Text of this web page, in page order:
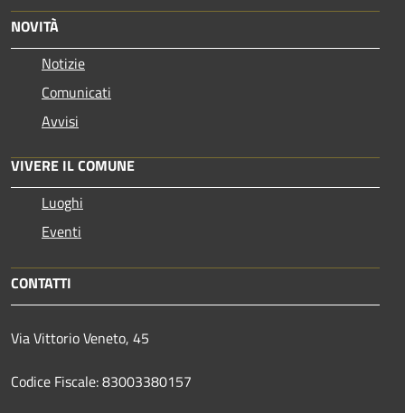
NOVITÀ
Notizie
Comunicati
Avvisi
VIVERE IL COMUNE
Luoghi
Eventi
CONTATTI
Via Vittorio Veneto, 45
Codice Fiscale: 83003380157